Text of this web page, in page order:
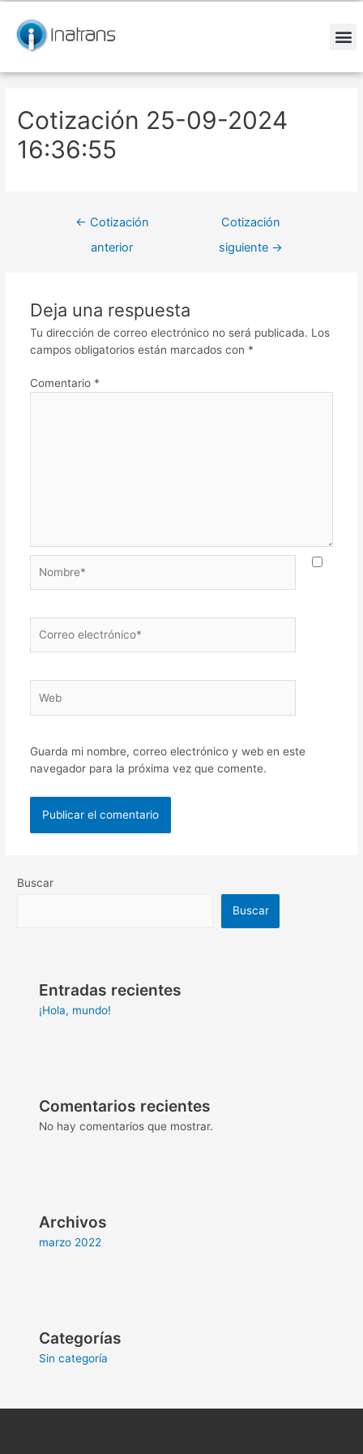
contenido
Cotización 25-09-2024
16:36:55
de
entradas
← Cotización
anterior
Cotización
siguiente →
Deja una respuesta
Tu dirección de correo electrónico no será publicada. Los
campos obligatorios están marcados con *
Comentario *
electrónico*
Guarda mi nombre, correo electrónico y web en este
navegador para la próxima vez que comente.
Buscar
Buscar
Entradas recientes
¡Hola, mundo!
Comentarios recientes
No hay comentarios que mostrar.
Archivos
marzo 2022
Categorías
Sin categoría